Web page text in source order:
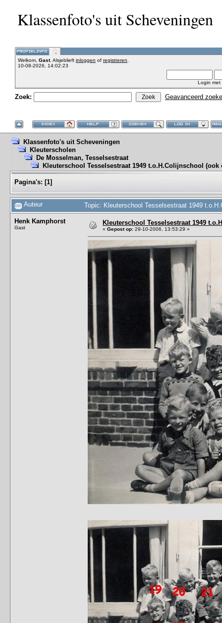
Klassenfoto's uit Scheveningen
Welkom, Gast. Alsjeblieft inloggen of registreren
10-08-2026, 14:02:23
Login met
Zoek: Geavanceerd
Klassenfoto's uit Scheveningen
Kleuterscholen
De Mosselman, Tesselsestraat
Kleuterschool Tesselsestraat 1949 t.o.H.Colijnschool
Pagina's: [1]
Auteur Topic: Kleuterschool Tesselsestraat 1949
Henk Kamphorst
Gast
Kleuterschool Tesselsestraat 1949
« Gepost op: 29-10-2006, 13:53:29 »